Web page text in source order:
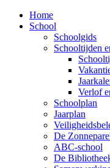
Home
School
Schoolgids
Schooltijden
Verlof
Schoolplan
Jaarplan
De
ABC-school
De